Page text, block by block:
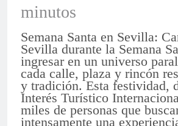
minutos
Semana Santa en Sevilla:
Sevilla durante la Semana
ingresar en un universo
cada calle, plaza y rincón
y tradición. Esta festividad,
Interés Turístico
miles de personas que
intensamente una